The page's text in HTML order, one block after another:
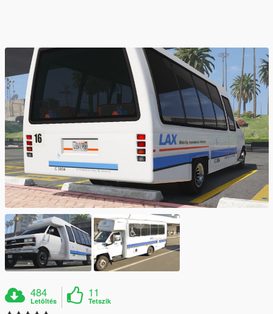
484
Letöltés
11
Tetszik